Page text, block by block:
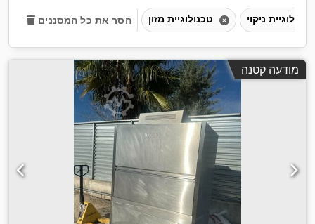
הסר את כל המסננים
מודעה קטנה